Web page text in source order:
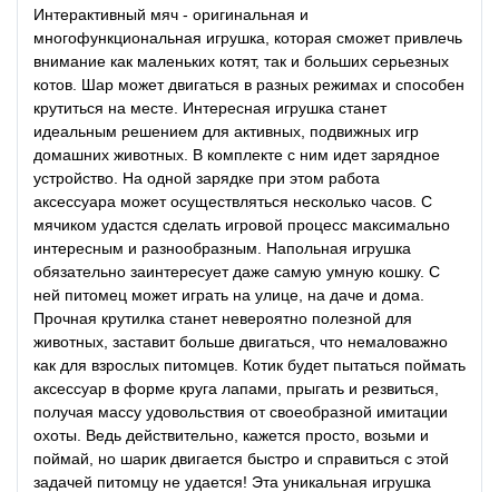
Интерактивный мяч - оригинальная и
многофункциональная игрушка, которая сможет привлечь
внимание как маленьких котят, так и больших серьезных
котов. Шар может двигаться в разных режимах и способен
крутиться на месте. Интересная игрушка станет
идеальным решением для активных, подвижных игр
домашних животных. В комплекте с ним идет зарядное
устройство. На одной зарядке при этом работа
аксессуара может осуществляться несколько часов. С
мячиком удастся сделать игровой процесс максимально
интересным и разнообразным. Напольная игрушка
обязательно заинтересует даже самую умную кошку. С
ней питомец может играть на улице, на даче и дома.
Прочная крутилка станет невероятно полезной для
животных, заставит больше двигаться, что немаловажно
как для взрослых питомцев. Котик будет пытаться поймать
аксессуар в форме круга лапами, прыгать и резвиться,
получая массу удовольствия от своеобразной имитации
охоты. Ведь действительно, кажется просто, возьми и
поймай, но шарик двигается быстро и справиться с этой
задачей питомцу не удается! Эта уникальная игрушка